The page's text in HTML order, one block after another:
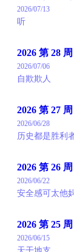
2026/07/13
听
2026 第 28 周
2026/07/06
自欺欺人
2026 第 27 周
2026/06/28
历史都是胜利
2026 第 26 周
2026/06/22
安全感可太他
2026 第 25 周
2026/06/15